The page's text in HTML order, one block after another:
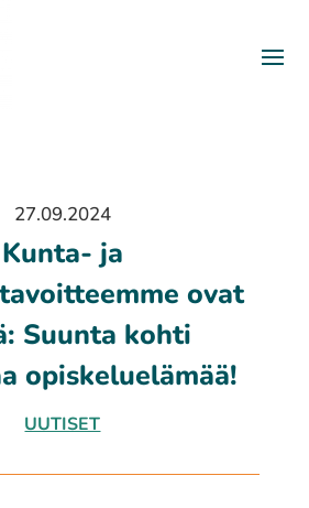
27.09.2024
Kunta- ja
ovat
Suunta kohti
opiskeluelämää!
UUTISET